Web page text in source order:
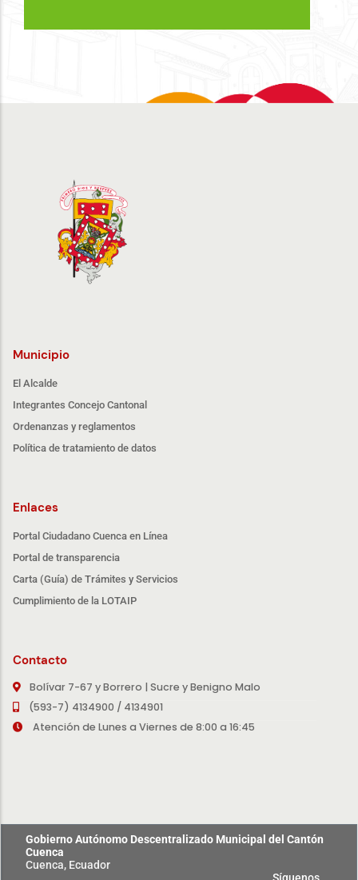
Municipio
El Alcalde
Integrantes Concejo Cantonal
Ordenanzas y reglamentos
Política de tratamiento de datos
Enlaces
Portal Ciudadano Cuenca en Línea
Portal de transparencia
Carta (Guía) de Trámites y Servicios
Cumplimiento de la LOTAIP
Contacto
Bolívar 7-67 y Borrero | Sucre y Benigno Malo
(593-7) 4134900 / 4134901
Atención de Lunes a Viernes de 8:00 a 16:45
Gobierno Autónomo Descentralizado Municipal del Cantón
Cuenca
Cuenca, Ecuador
Síguenos